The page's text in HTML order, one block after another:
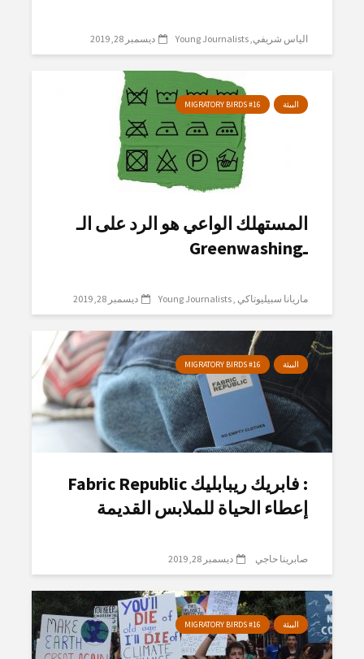
الياس شريفي Young Journalists ديسمبر 28, 2019
البيئة MIGRATORY BIRDS #16
المستهلك الواعي هو الرد على الـ
ـGreenwashing
ماريانا سبيليوتاكي Young Journalists ديسمبر 28, 2019
البيئة MIGRATORY BIRDS #16
: فابريك ريبابليك Fabric Republic
إعطاء الحياة للملابس القديمة
صابرينا حاجي ديسمبر 28, 2019
البيئة MIGRATORY BIRDS #16